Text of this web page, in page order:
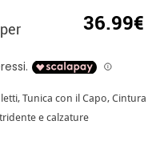
36.99€
Tunica con il Capo, Cintura
e calzature